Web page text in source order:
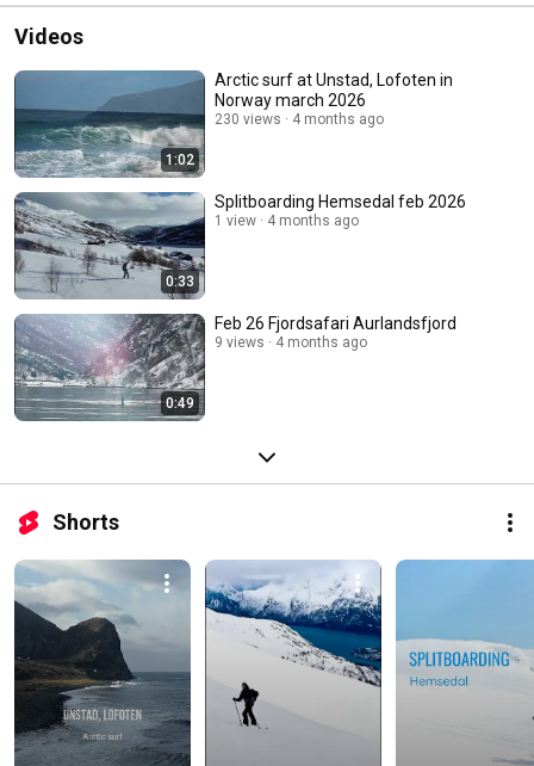
Videos
1:02
Arctic surf at Unstad, Lofoten in
Norway march 2026
230 views 4 months ago
0:33
Splitboarding Hemsedal feb 2026
1 view 4 months ago
0:49
Feb 26 Fjordsafari Aurlandsfjord
9 views 4 months ago
Shorts